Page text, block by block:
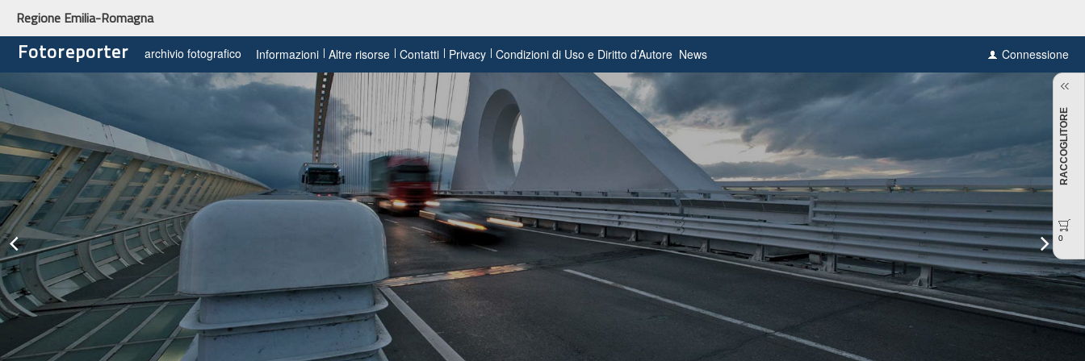
Regione Emilia-Romagna
Fotoreporter archivio fotografico Informazioni Altre risorse Contatti Privacy Condizioni di Uso e Diritto d’Autore News Connessione
RACCOGLITORE
0